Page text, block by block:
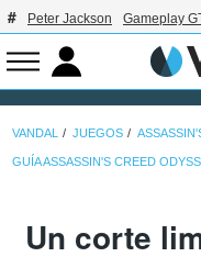
Peter Jackson Gameplay
VANDAL JUEGOS
GUÍA ASSASSIN'S CREED
Un corte